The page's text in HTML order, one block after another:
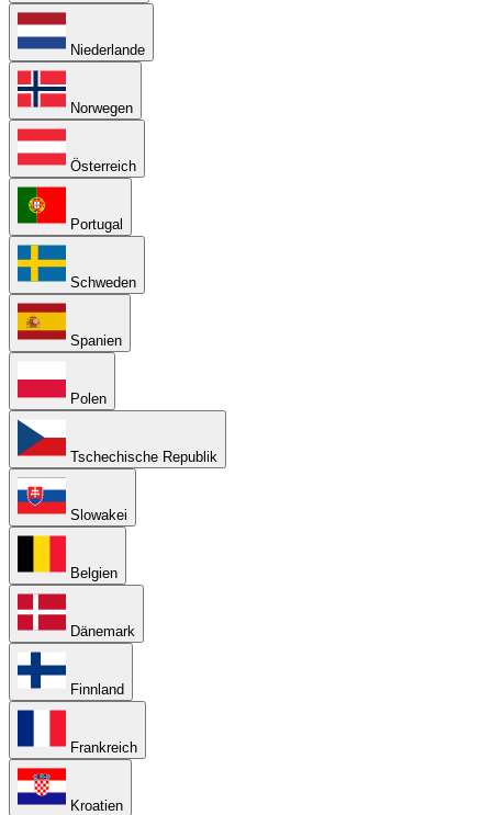
Niederlande
Norwegen
Österreich
Portugal
Schweden
Spanien
Polen
Tschechische Republik
Slowakei
Belgien
Dänemark
Finnland
Frankreich
Kroatien